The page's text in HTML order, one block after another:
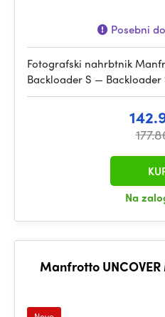
Posebni
Fotografski nahrbtnik
Backloader S —
Na
Manfrotto